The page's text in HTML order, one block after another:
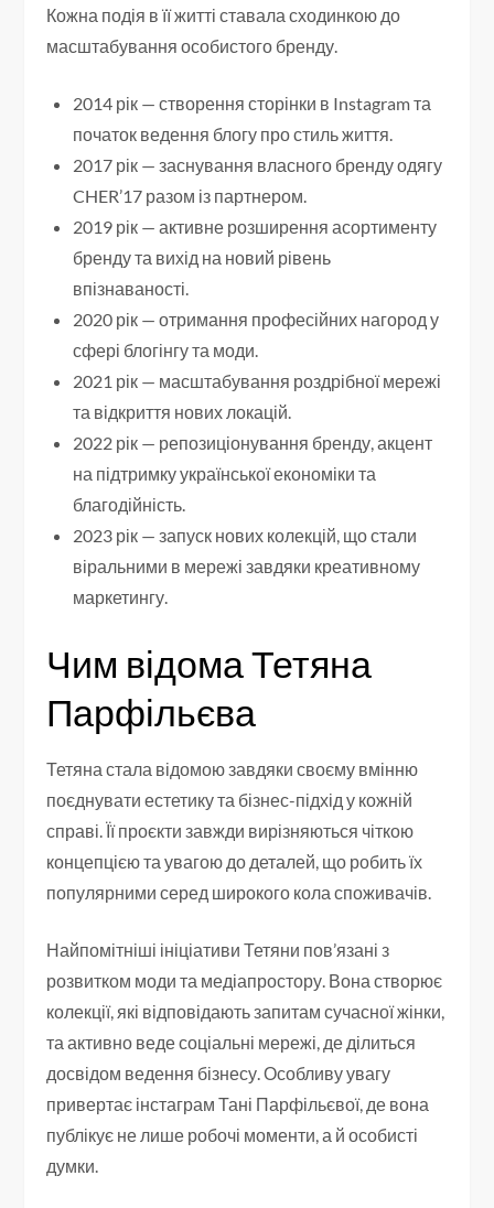
Кожна подія в її житті ставала сходинкою до
масштабування особистого бренду.
2014 рік — створення сторінки в Instagram та
початок ведення блогу про стиль життя.
2017 рік — заснування власного бренду одягу
CHER’17 разом із партнером.
2019 рік — активне розширення асортименту
бренду та вихід на новий рівень
впізнаваності.
2020 рік — отримання професійних нагород у
сфері блогінгу та моди.
2021 рік — масштабування роздрібної мережі
та відкриття нових локацій.
2022 рік — репозиціонування бренду, акцент
на підтримку української економіки та
благодійність.
2023 рік — запуск нових колекцій, що стали
віральними в мережі завдяки креативному
маркетингу.
Чим відома Тетяна
Парфільєва
Тетяна стала відомою завдяки своєму вмінню
поєднувати естетику та бізнес-підхід у кожній
справі. Її проєкти завжди вирізняються чіткою
концепцією та увагою до деталей, що робить їх
популярними серед широкого кола споживачів.
Найпомітніші ініціативи Тетяни пов’язані з
розвитком моди та медіапростору. Вона створює
колекції, які відповідають запитам сучасної жінки,
та активно веде соціальні мережі, де ділиться
досвідом ведення бізнесу. Особливу увагу
привертає інстаграм Тані Парфільєвої, де вона
публікує не лише робочі моменти, а й особисті
думки.